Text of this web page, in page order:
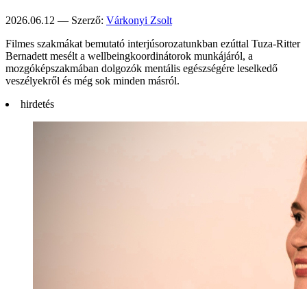
2026.06.12 — Szerző: Várkonyi Zsolt
Filmes szakmákat bemutató interjúsorozatunkban ezúttal Tuza-Ritter
Bernadett mesélt a wellbeingkoordinátorok munkájáról, a
mozgóképszakmában dolgozók mentális egészségére leselkedő
veszélyekről és még sok minden másról.
hirdetés